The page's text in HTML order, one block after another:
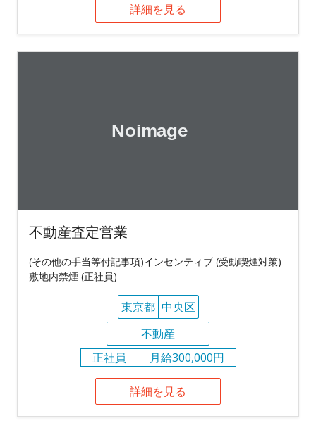
詳細を見る
不動産査定営業
(その他の手当等付記事項)インセンティブ (受動喫煙対策)
敷地内禁煙 (正社員)
東京都 中央区
不動産
正社員
月給300,000円
詳細を見る